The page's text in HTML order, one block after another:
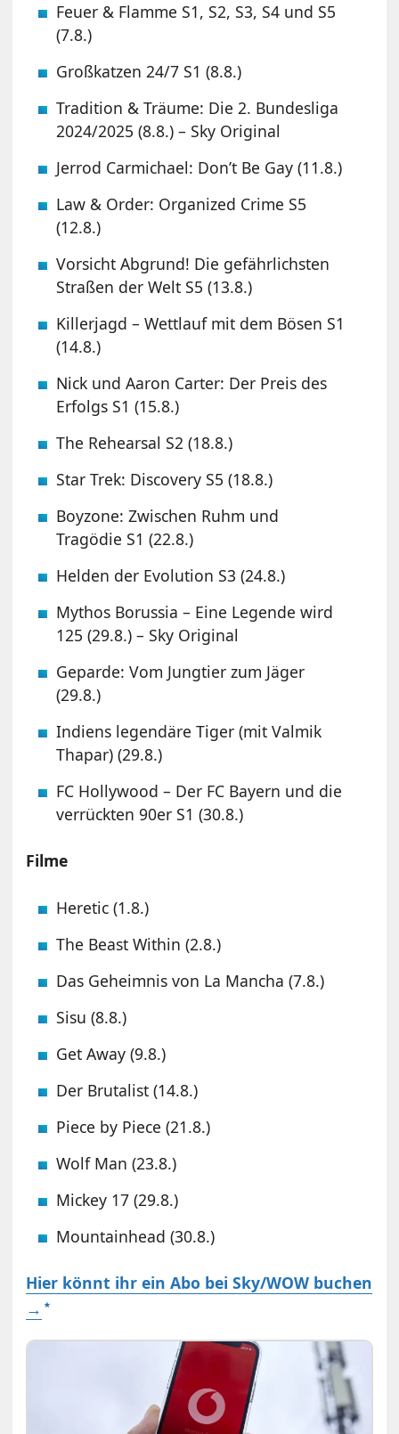
Feuer & Flamme S1, S2, S3, S4 und S5
(7.8.)
Großkatzen 24/7 S1 (8.8.)
Tradition & Träume: Die 2. Bundesliga
2024/2025 (8.8.) – Sky Original
Jerrod Carmichael: Don’t Be Gay (11.8.)
Law & Order: Organized Crime S5
(12.8.)
Vorsicht Abgrund! Die gefährlichsten
Straßen der Welt S5 (13.8.)
Killerjagd – Wettlauf mit dem Bösen S1
(14.8.)
Nick und Aaron Carter: Der Preis des
Erfolgs S1 (15.8.)
The Rehearsal S2 (18.8.)
Star Trek: Discovery S5 (18.8.)
Boyzone: Zwischen Ruhm und
Tragödie S1 (22.8.)
Helden der Evolution S3 (24.8.)
Mythos Borussia – Eine Legende wird
125 (29.8.) – Sky Original
Geparde: Vom Jungtier zum Jäger
(29.8.)
Indiens legendäre Tiger (mit Valmik
Thapar) (29.8.)
FC Hollywood – Der FC Bayern und die
verrückten 90er S1 (30.8.)
Filme
Heretic (1.8.)
The Beast Within (2.8.)
Das Geheimnis von La Mancha (7.8.)
Sisu (8.8.)
Get Away (9.8.)
Der Brutalist (14.8.)
Piece by Piece (21.8.)
Wolf Man (23.8.)
Mickey 17 (29.8.)
Mountainhead (30.8.)
Hier könnt ihr ein Abo bei Sky/WOW buchen
→